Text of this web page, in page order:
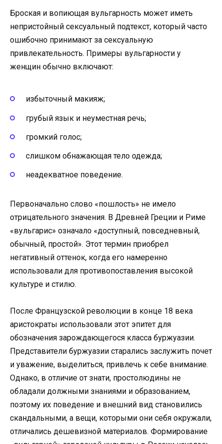
Броская и вопиющая вульгарность может иметь
непристойный сексуальный подтекст, который часто
ошибочно принимают за сексуальную
привлекательность. Примеры вульгарности у
женщин обычно включают:
избыточный макияж;
грубый язык и неуместная речь;
громкий голос;
слишком обнажающая тело одежда;
неадекватное поведение.
Первоначально слово «пошлость» не имело
отрицательного значения. В Древней Греции и Риме
«вульгарис» означало «доступный, повседневный,
обычный, простой». Этот термин приобрел
негативный оттенок, когда его намеренно
использовали для противопоставления высокой
культуре и стилю.
После Французской революции в конце 18 века
аристократы использовали этот эпитет для
обозначения зарождающегося класса буржуазии.
Представители буржуазии старались заслужить почет
и уважение, выделиться, привлечь к себе внимание.
Однако, в отличие от знати, простолюдины не
обладали должными знаниями и образованием,
поэтому их поведение и внешний вид становились
скандальными, а вещи, которыми они себя окружали,
отличались дешевизной материалов. Формирование